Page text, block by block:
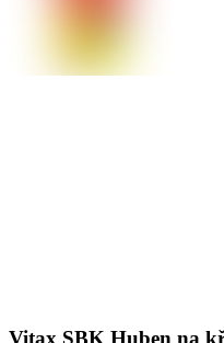
Vitax SBK Huben na